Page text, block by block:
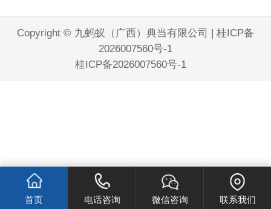
Copyright © 九蚂蚁（广西）典当有限公司 | 桂ICP备
2026007560号-1
桂ICP备2026007560号-1
首页 电话咨询 微信咨询 联系我们